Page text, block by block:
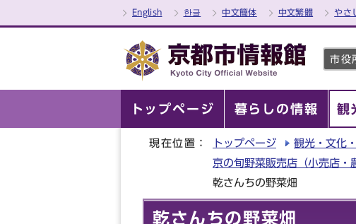
English 한글 中文簡体 中文繁體 やさ
市役
トップページ 暮らしの情報 観
現在位置： トップページ 観光・文化
京の旬野菜販売店（小売店・
乾さんちの野菜畑
乾さんちの野菜畑